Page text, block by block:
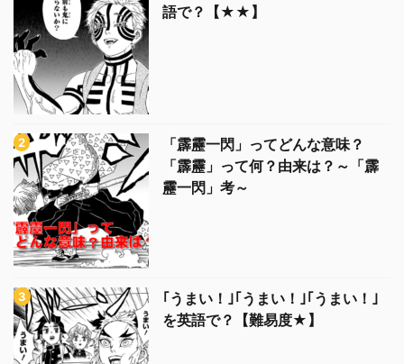
語で？【★★】
「霹靂一閃」ってどんな意味？
「霹靂」って何？由来は？～「霹
靂一閃」考～
｢うまい！｣｢うまい！｣｢うまい！｣
を英語で？【難易度★】